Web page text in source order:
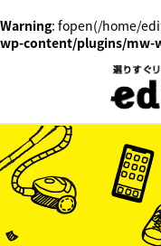
Warning: fopen(/home/
wp-content/plugins/mw-